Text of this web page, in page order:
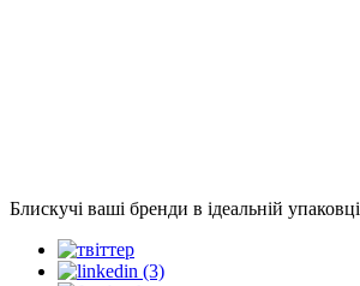
Блискучі ваші бренди в ідеальній упаковці